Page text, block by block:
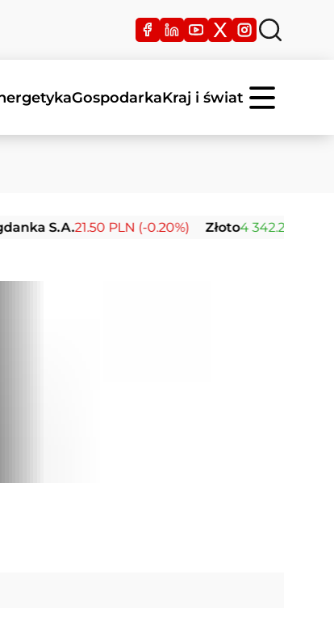
GospodarkaKraj i świat
21.50 PLN (-0.20%) Złoto 4 342.26 USD (0.00%)